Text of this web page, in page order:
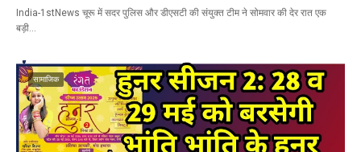
India-1stNews चूरू में सदर पुलिस और डीएसटी की संयुक्त टीम ने सोमवार की देर रात एक
बड़ी…
सामाजिक